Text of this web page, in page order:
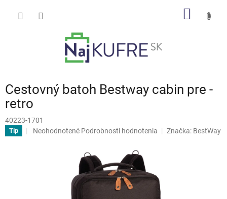
Cestovný batoh Bestway cabin pre -
retro
40223-1701
Tip
Priemerné
Neohodnotené Podrobnosti hodnotenia Značka: BestWay